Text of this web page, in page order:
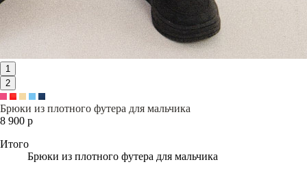
1
2
Брюки из плотного футера для мальчика
8 900 р
Итого
Брюки из плотного футера для мальчика